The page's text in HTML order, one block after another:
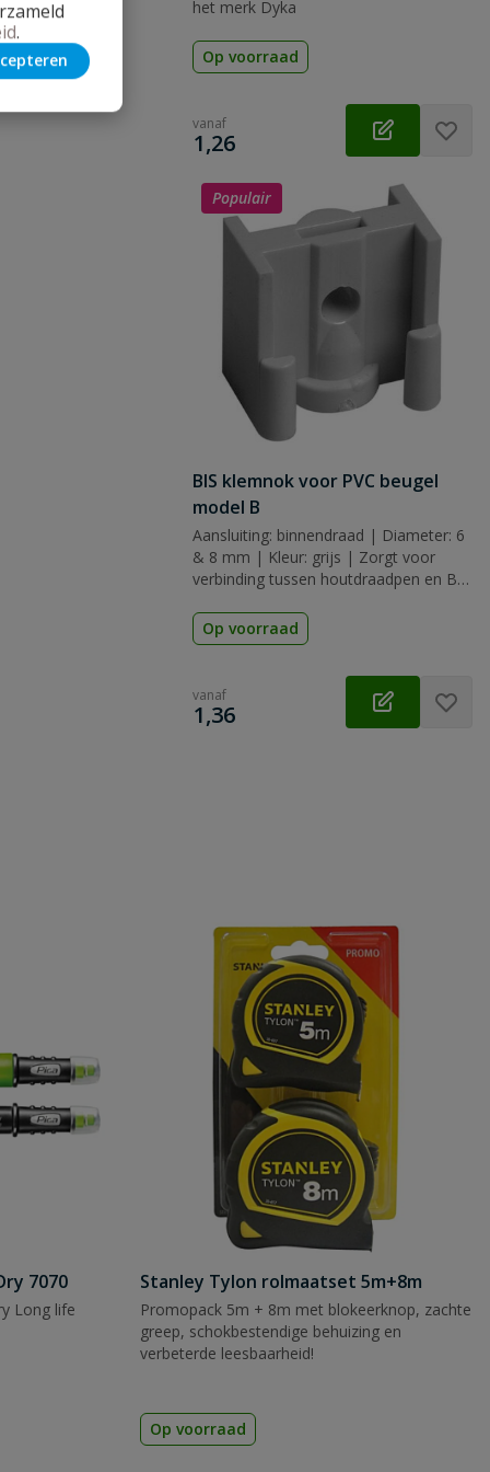
.
het merk Dyka
Op voorraad
vanaf
€
1,26
Populair
BIS klemnok voor PVC beugel
model B
Aansluiting: binnendraad | Diameter: 6
& 8 mm | Kleur: grijs | Zorgt voor
verbinding tussen houtdraadpen en BIS
Op voorraad
vanaf
€
1,36
7070
Long life
Stanley Tylon rolmaatset 5m+8m
Promopack 5m + 8m met blokeerknop, zachte
greep, schokbestendige behuizing en
verbeterde leesbaarheid!
Op voorraad